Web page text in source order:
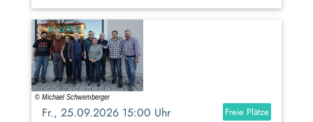
Fr., 25.09.2026 15:00 Uhr
Freie Plätze